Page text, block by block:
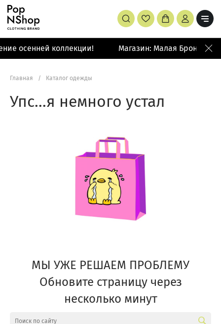
осенней коллекции! Магазин: Малая Бронная
Главная / Каталог одежды
Упс…я немного устал
МЫ УЖЕ РЕШАЕМ ПРОБЛЕМУ
Обновите страницу через
несколько минут